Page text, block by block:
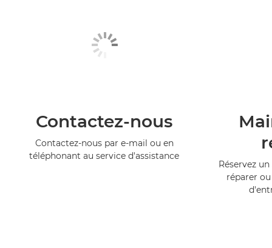
Contactez-nous
Contactez-nous par e-mail ou en
téléphonant au service d'assistance
Réservez
réparer